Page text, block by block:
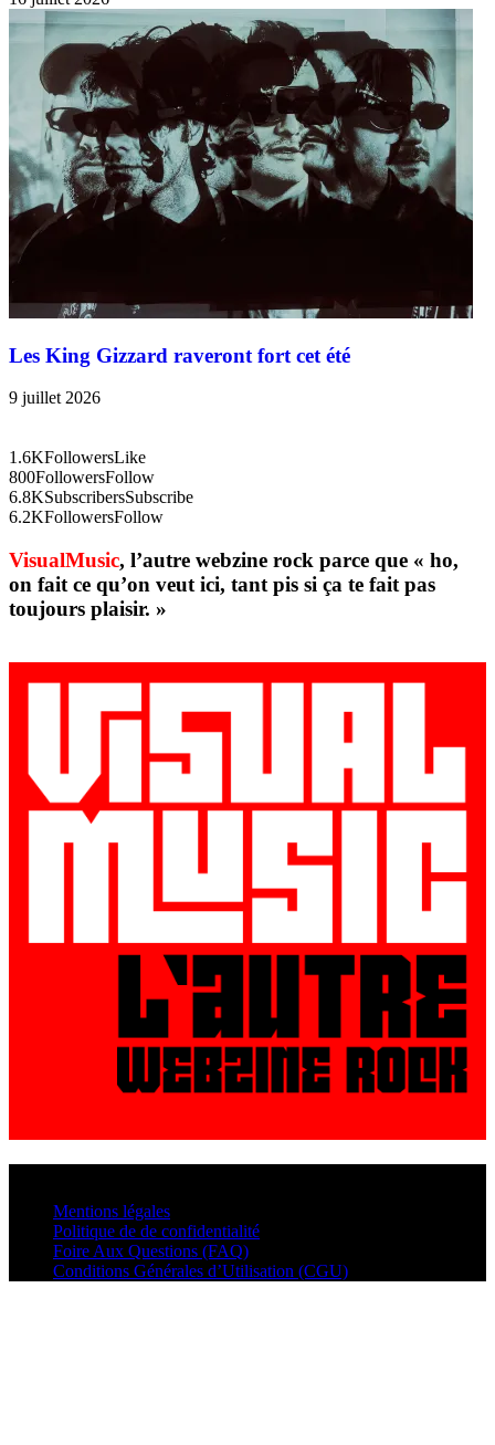
Les King Gizzard raveront fort cet été
9 juillet 2026
1.6KFollowersLike
800FollowersFollow
6.8KSubscribersSubscribe
6.2KFollowersFollow
VisualMusic, l’autre webzine rock parce que « ho,
on fait ce qu’on veut ici, tant pis si ça te fait pas
toujours plaisir. »
Mentions légales
Politique de de confidentialité
Foire Aux Questions (FAQ)
Conditions Générales d’Utilisation (CGU)